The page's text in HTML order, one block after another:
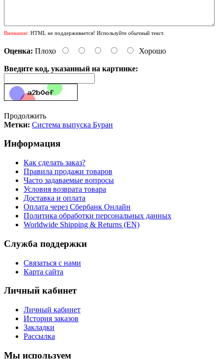
Внимание: HTML не поддерживается! Используйте обычный текст.
Оценка: Плохо Хорошо
Введите код, указанный на картинке:
Продолжить
Метки: Система выпуска Буран
Информация
Как сделать заказ?
Правила продажи товаров
Часто задаваемые вопросы
Условия возврата товара
Доставка и оплата
Оплата через Сбербанк Онлайн
Политика обработки персональных данных
Worldwide Shipping & Returns (EN)
Служба поддержки
Связаться с нами
Карта сайта
Личный кабинет
Личный кабинет
История заказов
Закладки
Рассылка
Мы используем